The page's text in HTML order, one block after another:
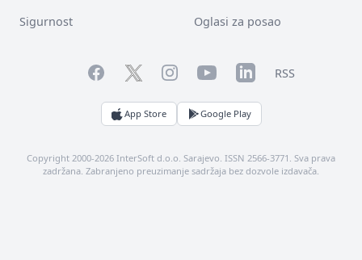
Sigurnost Oglasi za posao
FacebookTwitterInstagramYouTubeLinkedInRSS
App Store Google Play
Copyright 2000-2026 InterSoft d.o.o. Sarajevo. ISSN 2566-3771. Sva prava
zadržana. Zabranjeno preuzimanje sadržaja bez dozvole izdavača.